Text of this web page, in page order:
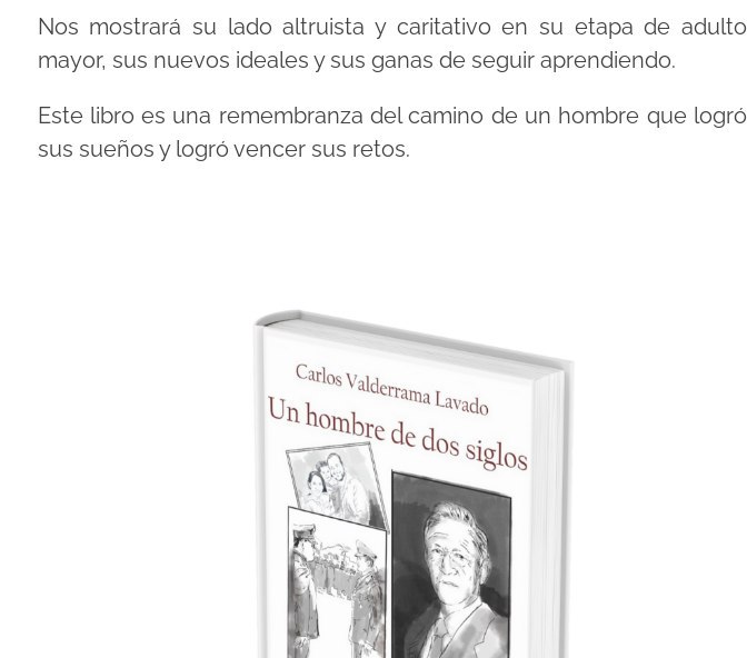
Nos mostrará su lado altruista y caritativo en su etapa de adulto
mayor, sus nuevos ideales y sus ganas de seguir aprendiendo.
Este libro es una remembranza del camino de un hombre que logró
sus sueños y logró vencer sus retos.